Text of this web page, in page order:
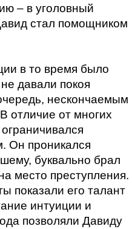
– в уголовный
стал помощником
в то время было
давали покоя
нескончаемым
отличие от многих
Он проникался
буквально брал
место преступления.
показали его талант
интуиции и
позволяли Давиду